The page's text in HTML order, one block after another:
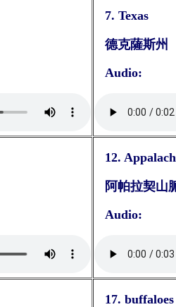
7. Texas
德克薩斯州
Audio:
12.
阿帕拉契山
Audio:
17. buffaloes